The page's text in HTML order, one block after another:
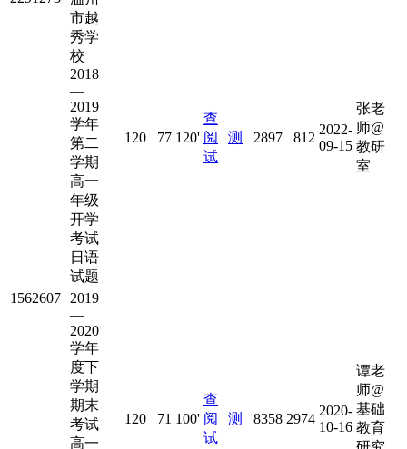
市越
秀学
校
2018
—
2019
学年
第二
学期
高一
年级
开学
考试
日语
试题
120 77 120'
查
阅 | 测
试
2897 812
2022-
09-15
张老
师@
教研
室
1562607
2019
—
2020
学年
度下
学期
期末
考试
高一
120 71 100'
查
阅 | 测
试
8358 2974
2020-
10-16
谭老
师@
基础
教育